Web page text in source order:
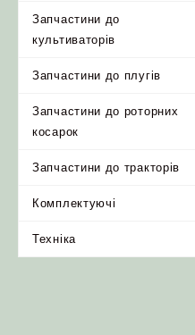
Запчастини до
культиваторів
Запчастини до плугів
Запчастини до роторних
косарок
Запчастини до тракторів
Комплектуючі
Техніка